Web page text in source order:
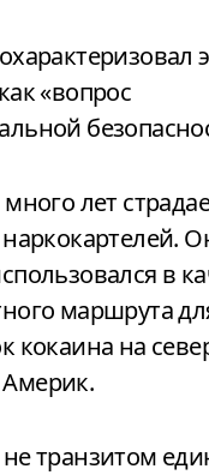
«вопрос
много лет
наркокартелей.
в
маршрута
кокаина на
транзитом